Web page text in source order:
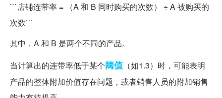
```店铺连带率 = （A 和 B 同时购买的次数） ÷ A 被购买的
次数```
其中，A 和 B 是两个不同的产品。
当计算出的连带率低于某个阈值 （如1.3）时，可能表明
产品的整体附加价值存在问题，或者销售人员的附加销售